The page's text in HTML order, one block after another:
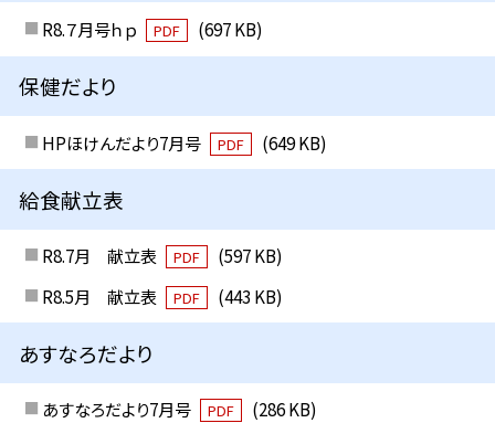
R8.７月号ｈｐ PDF (697 KB)
保健だより
HPほけんだより7月号 PDF (649 KB)
給食献立表
R8.7月 献立表 PDF
(597 KB)
R8.5月 献立表
PDF (443 KB)
あすなろだより
あすなろだより7月号 PDF
(286 KB)